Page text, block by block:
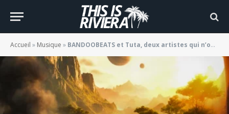
Accueil » Musique » BANDOOBEATS et Tuta, deux artistes qui n’ont « RIEN À PERDRE » !